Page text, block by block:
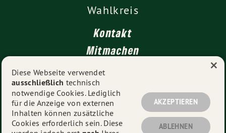
Wahlkreis
Kontakt
Mitmachen
Impressum
Datenschutz
© 2026Vanessa Gronemann MdL - Alle Rechte
Diese Webseite verwendet
ausschließlich technisch
notwendige Cookies. Lediglich
für die Anzeige von externen
Inhalten können zusätzliche
Cookies erforderlich sein. Diese
AKZEPTIEREN
ABLEHNEN
×